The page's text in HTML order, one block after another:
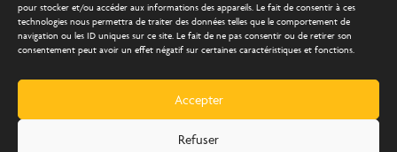
pour stocker et/ou accéder aux informations des appareils. Le fait de consentir à ces
technologies nous permettra de traiter des données telles que le comportement de
navigation ou les ID uniques sur ce site. Le fait de ne pas consentir ou de retirer son
consentement peut avoir un effet négatif sur certaines caractéristiques et fonctions.
Accepter
Refuser
Découvrir les métiers Trouver un emploi
Création Com Together
Tous droits réservés